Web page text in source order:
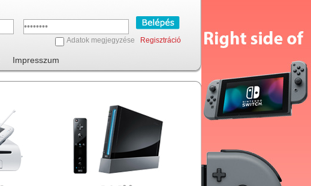
Adatok megjegyzése Regisztráció
Impresszum